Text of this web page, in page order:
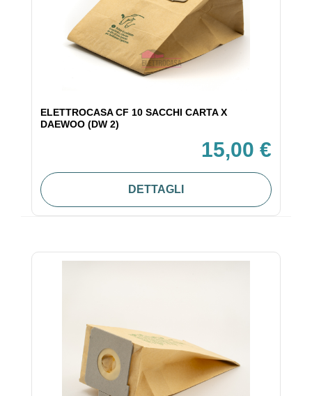
ELETTROCASA CF 10 SACCHI CARTA X
DAEWOO (DW 2)
15,00 €
DETTAGLI